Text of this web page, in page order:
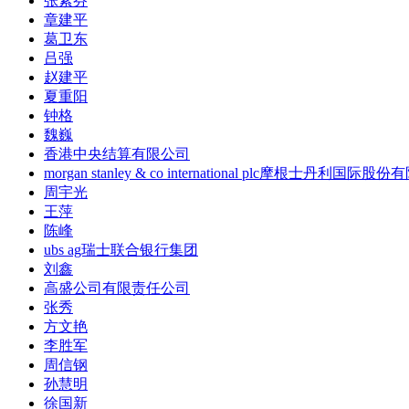
章建平
葛卫东
吕强
赵建平
夏重阳
钟格
魏巍
香港中央结算有限公司
morgan stanley & co international plc摩根士丹利国际股份有
周宇光
王萍
陈峰
ubs ag瑞士联合银行集团
刘鑫
高盛公司有限责任公司
张秀
方文艳
李胜军
周信钢
孙慧明
徐国新